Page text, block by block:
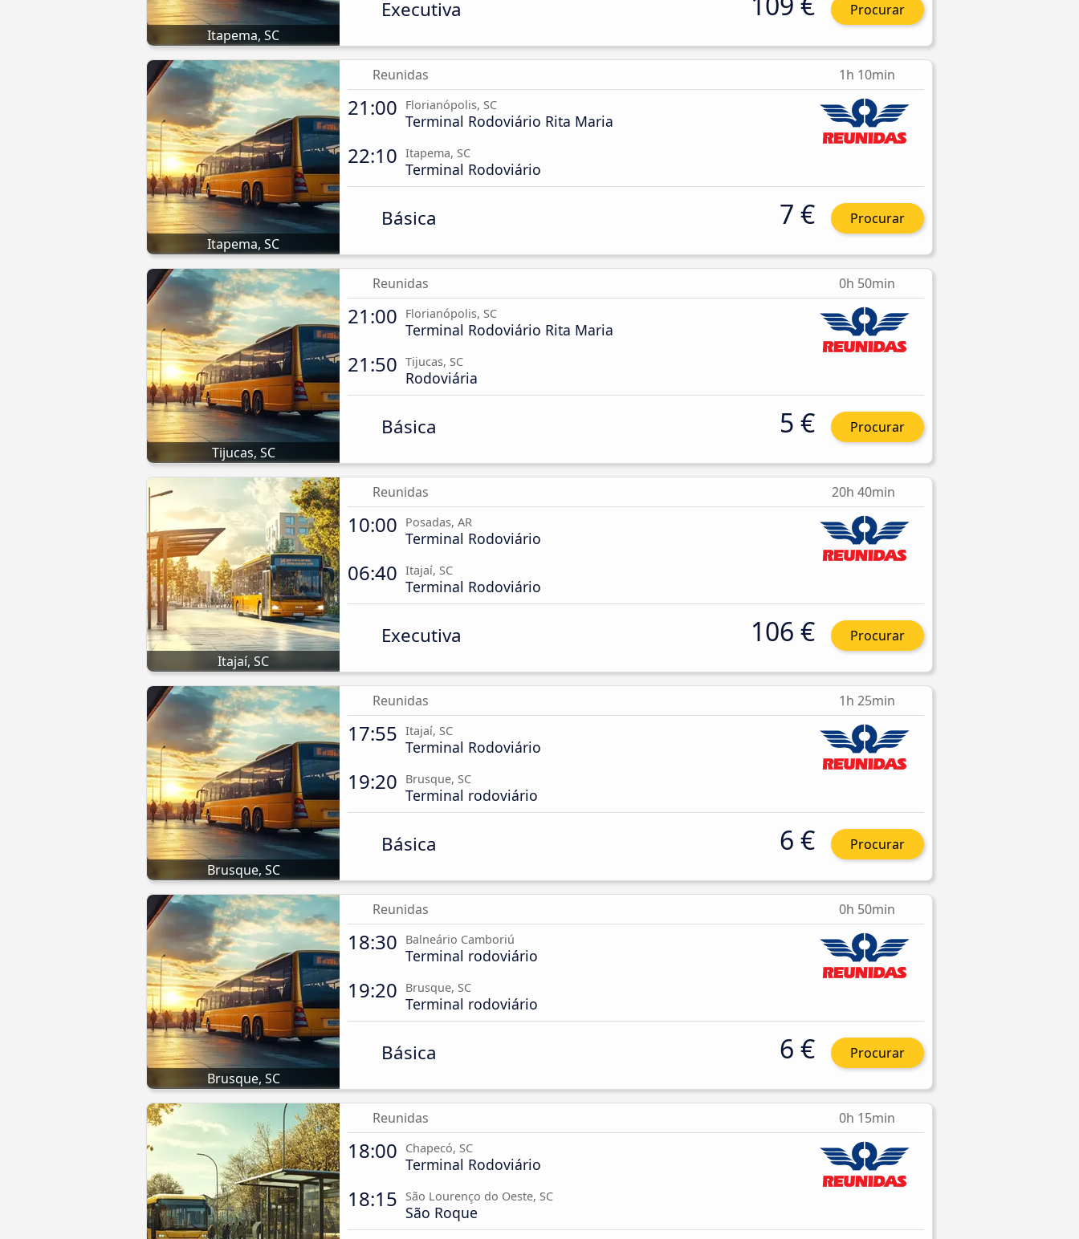
Itapema, SC
Executiva Procurar
Itapema, SC
Reunidas 1h 10min
21:00 Florianópolis, SC
Terminal Rodoviário Rita Maria
22:10 Itapema, SC
Terminal Rodoviário
Básica 7 € Procurar
Tijucas, SC
Reunidas 0h 50min
21:00 Florianópolis, SC
Terminal Rodoviário Rita Maria
21:50 Tijucas, SC
Rodoviária
Básica 5 € Procurar
Itajaí, SC
Reunidas 20h 40min
10:00 Posadas, AR
Terminal Rodoviário
06:40 Itajaí, SC
Terminal Rodoviário
Executiva 106 € Procurar
Brusque, SC
Reunidas 1h 25min
17:55 Itajaí, SC
Terminal Rodoviário
19:20 Brusque, SC
Terminal rodoviário
Básica 6 € Procurar
Brusque, SC
Reunidas 0h 50min
18:30 Balneário Camboriú
Terminal rodoviário
19:20 Brusque, SC
Terminal rodoviário
Básica 6 € Procurar
Reunidas 0h 15min
18:00 Chapecó, SC
Terminal Rodoviário
18:15 São Lourenço do Oeste, SC
São Roque